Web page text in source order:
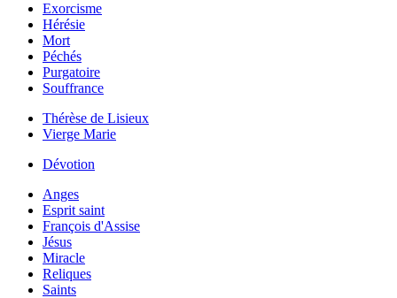
Exorcisme
Hérésie
Mort
Péchés
Purgatoire
Souffrance
Thérèse de Lisieux
Vierge Marie
Dévotion
Anges
Esprit saint
François d'Assise
Jésus
Miracle
Reliques
Saints